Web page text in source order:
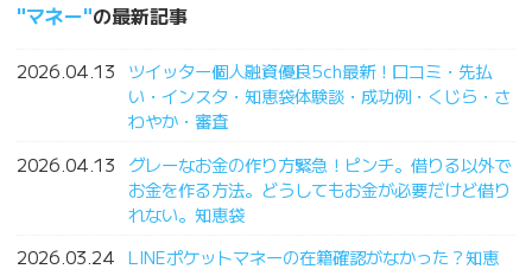
マネー の最新記事
2026.04.13
ツイッター個人融資優良5ch最新！口コミ・先払
い・インスタ・知恵袋体験談・成功例・くじら・さ
わやか・審査
2026.04.13
グレーなお金の作り方緊急！ピンチ。借りる以外で
お金を作る方法。どうしてもお金が必要だけど借り
れない。知恵袋
2026.03.24 LINEポケットマネーの在籍確認がなかった？知恵